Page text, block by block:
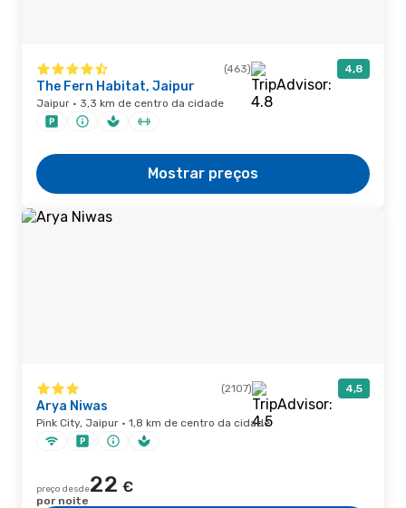
(463) 4,8
The Fern Habitat, Jaipur
Jaipur · 3,3 km de centro da cidade
Mostrar preços
(2107) 4,5
Arya Niwas
Pink City, Jaipur · 1,8 km de centro da cidade
preço desde22 €
por noite